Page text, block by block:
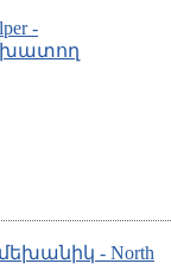
-
- North